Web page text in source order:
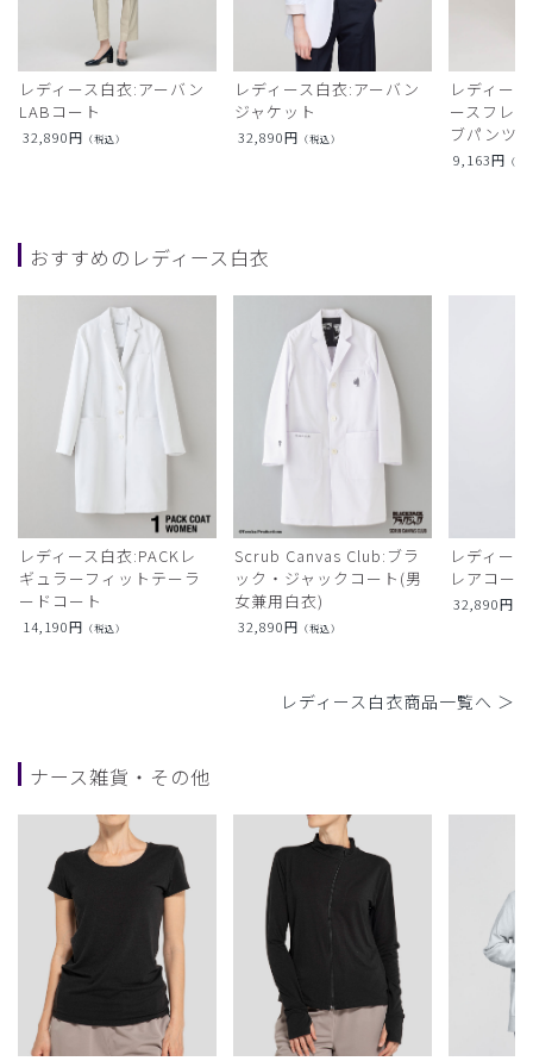
レディース白衣:アーバン
LABコート
32,890円 （税込）
レディース白衣:アーバン
ジャケット
32,890円 （税込）
レディー
ースフレ
ブパンツ)
9,163円 （税
おすすめのレディース白衣
レディース白衣:PACKレ
ギュラーフィットテーラ
ードコート
14,190円 （税込）
Scrub Canvas Club:ブラ
ック・ジャックコート(男
女兼用白衣)
32,890円 （税込）
レディー
レアコート
32,890円
レディース白衣商品一覧へ ＞
ナース雑貨・その他